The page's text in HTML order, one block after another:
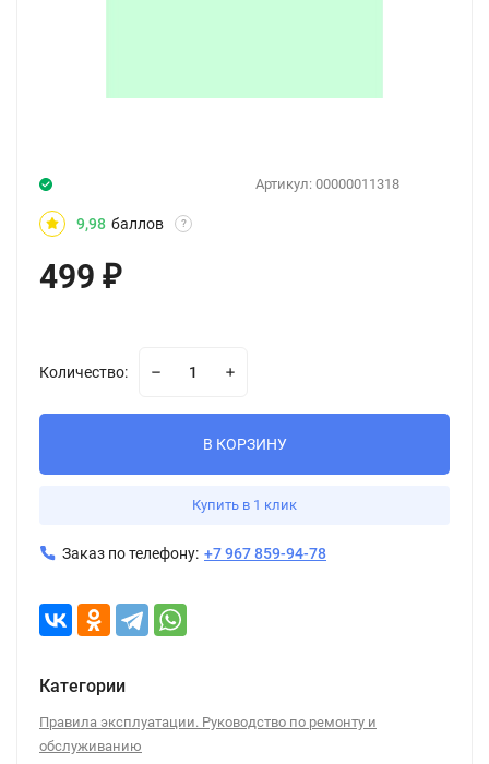
Артикул: 00000011318
9,98 баллов ?
499 ₽
Количество:
В КОРЗИНУ
Купить в 1 клик
Заказ по телефону: +7 967 859-94-78
Категории
Правила эксплуатации. Руководство по ремонту и
обслуживанию